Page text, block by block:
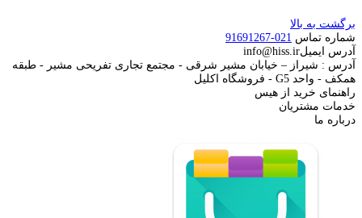
برگشت به بالا
شماره تماس 021-91691267
آدرس ایمیلinfo@hiss.ir
آدرس : شیراز – خیابان مشیر شرقی - مجتمع تجاری تفریحی مشیر - طبقه
همکف - واحد G5 - فروشگاه اکلیل
راهنمای خرید از هیس
خدمات مشتریان
درباره ما